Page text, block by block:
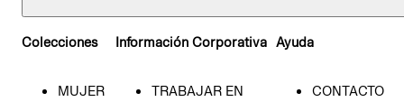
Colecciones
MUJER
Información Corporativa
TRABAJAR EN
Ayuda
CONTACTO